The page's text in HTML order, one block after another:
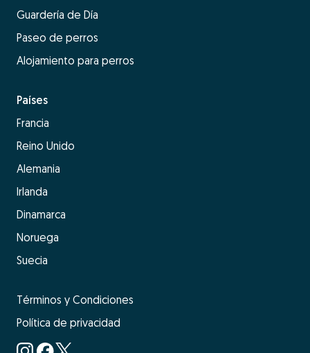
Guardería de Día
Paseo de perros
Alojamiento para perros
Países
Francia
Reino Unido
Alemania
Irlanda
Dinamarca
Noruega
Suecia
Términos y Condiciones
Política de privacidad